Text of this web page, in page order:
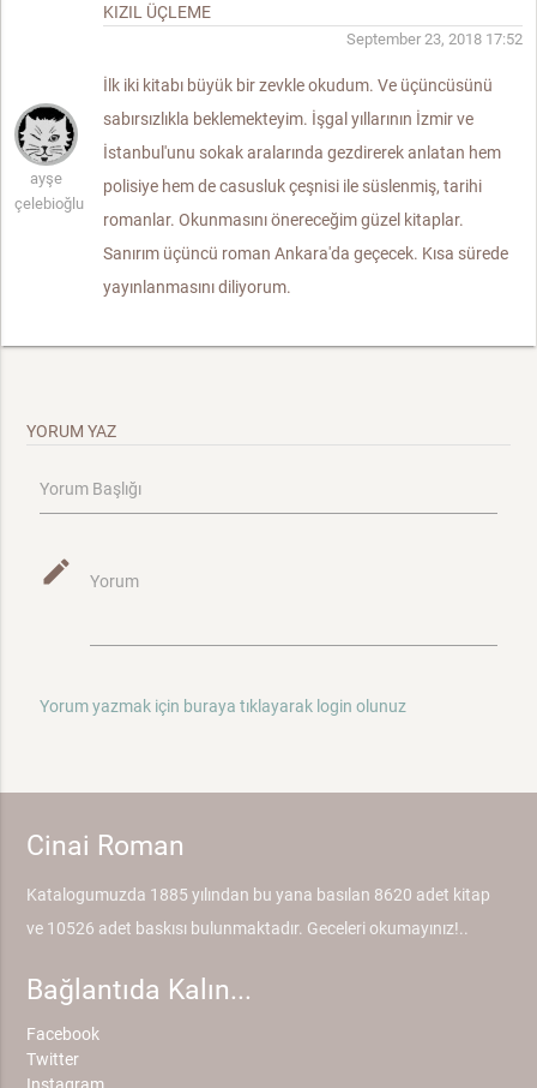
ayşe
çelebioğlu
KIZIL ÜÇLEME
September 23, 2018 17:52
İlk iki kitabı büyük bir zevkle okudum. Ve üçüncüsünü
sabırsızlıkla beklemekteyim. İşgal yıllarının İzmir ve
İstanbul'unu sokak aralarında gezdirerek anlatan hem
polisiye hem de casusluk çeşnisi ile süslenmiş, tarihi
romanlar. Okunmasını önereceğim güzel kitaplar.
Sanırım üçüncü roman Ankara'da geçecek. Kısa sürede
yayınlanmasını diliyorum.
YORUM YAZ
Yorum Başlığı
mode_edit Yorum
Yorum yazmak için buraya tıklayarak login olunuz
Cinai Roman
Katalogumuzda 1885 yılından bu yana basılan 8620 adet kitap
ve 10526 adet baskısı bulunmaktadır. Geceleri okumayınız!..
Bağlantıda Kalın...
Facebook
Twitter